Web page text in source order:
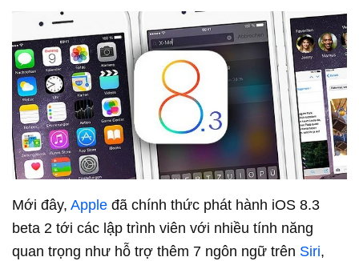
Mới đây, Apple đã chính thức phát hành iOS 8.3
beta 2 tới các lập trình viên với nhiều tính năng
quan trọng như hỗ trợ thêm 7 ngôn ngữ trên Siri,